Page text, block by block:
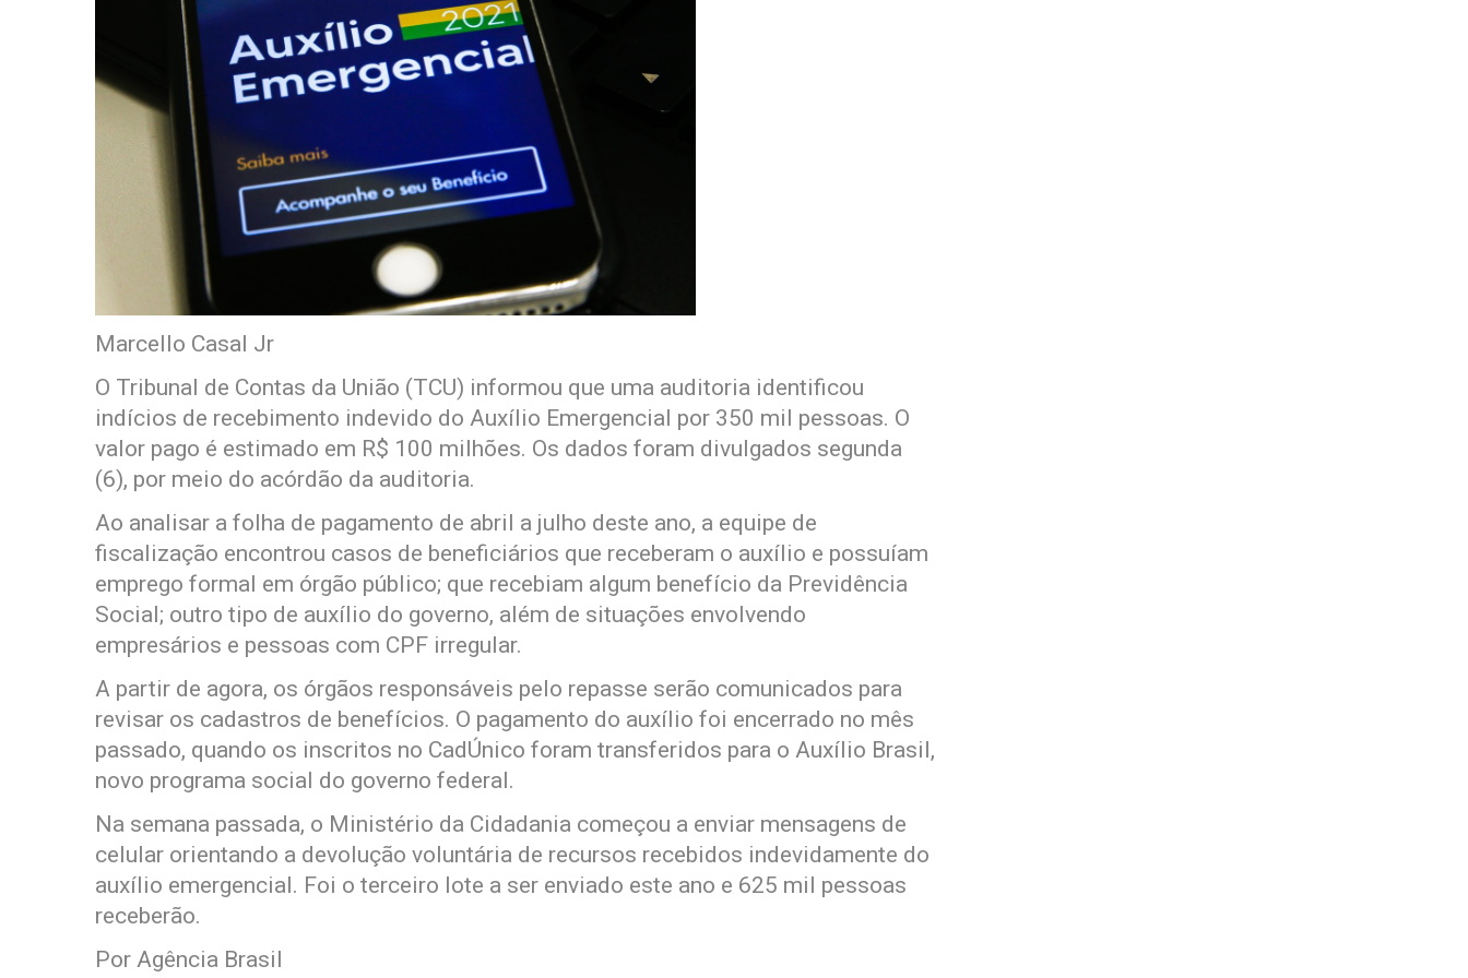
Marcello Casal Jr
O Tribunal de Contas da União (TCU) informou que uma auditoria identificou
indícios de recebimento indevido do Auxílio Emergencial por 350 mil pessoas. O
valor pago é estimado em R$ 100 milhões. Os dados foram divulgados segunda
(6), por meio do acórdão da auditoria.
Ao analisar a folha de pagamento de abril a julho deste ano, a equipe de
fiscalização encontrou casos de beneficiários que receberam o auxílio e possuíam
emprego formal em órgão público; que recebiam algum benefício da Previdência
Social; outro tipo de auxílio do governo, além de situações envolvendo
empresários e pessoas com CPF irregular.
A partir de agora, os órgãos responsáveis pelo repasse serão comunicados para
revisar os cadastros de benefícios. O pagamento do auxílio foi encerrado no mês
passado, quando os inscritos no CadÚnico foram transferidos para o Auxílio Brasil,
novo programa social do governo federal.
Na semana passada, o Ministério da Cidadania começou a enviar mensagens de
celular orientando a devolução voluntária de recursos recebidos indevidamente do
auxílio emergencial. Foi o terceiro lote a ser enviado este ano e 625 mil pessoas
receberão.
Por Agência Brasil